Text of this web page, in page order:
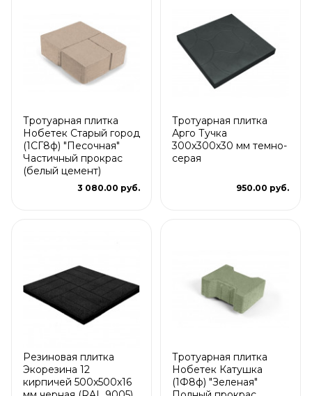
Тротуарная плитка
Нобетек Старый город
(1СГ8ф) "Песочная"
Частичный прокрас
(белый цемент)
3 080.00 руб.
Тротуарная плитка
Арго Тучка
300x300x30 мм темно-
серая
950.00 руб.
Резиновая плитка
Экорезина 12
кирпичей 500x500x16
Тротуарная плитка
Нобетек Катушка
(1Ф8ф) "Зеленая"